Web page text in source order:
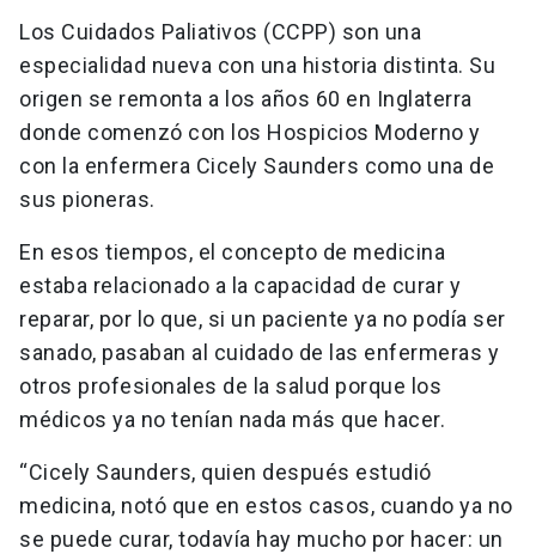
Los Cuidados Paliativos (CCPP) son una
especialidad nueva con una historia distinta. Su
origen se remonta a los años 60 en Inglaterra
donde comenzó con los Hospicios Moderno y
con la enfermera Cicely Saunders como una de
sus pioneras.
En esos tiempos, el concepto de medicina
estaba relacionado a la capacidad de curar y
reparar, por lo que, si un paciente ya no podía ser
sanado, pasaban al cuidado de las enfermeras y
otros profesionales de la salud porque los
médicos ya no tenían nada más que hacer.
“Cicely Saunders, quien después estudió
medicina, notó que en estos casos, cuando ya no
se puede curar, todavía hay mucho por hacer: un